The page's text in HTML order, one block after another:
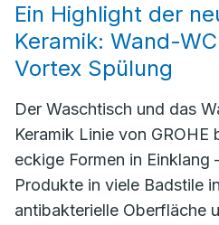
Ein Highlight der
Keramik: Wand-
Vortex Spülung
Der Waschtisch und das
Keramik Linie von GROHE
eckige Formen in Einklang
Produkte in viele Badstile
antibakterielle Oberfläche